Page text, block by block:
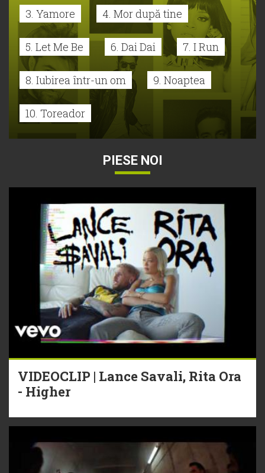
3. Yamore 4. Mor după tine
5. Let Me Be 6. Dai Dai 7. I Run
8. Iubirea într-un om 9. Noaptea
10. Toreador
PIESE NOI
VIDEOCLIP | Lance Savali, Rita Ora
- Higher